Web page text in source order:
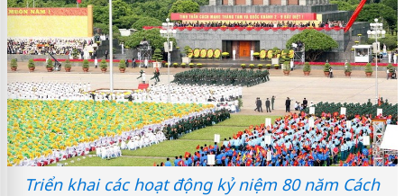
Triển khai các hoạt động kỷ niệm 80 năm Cách